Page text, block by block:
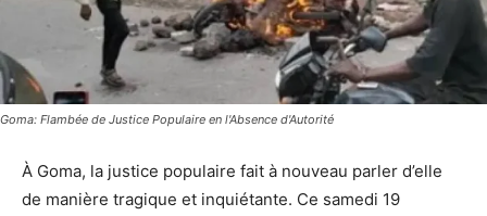
Goma: Flambée de Justice Populaire en l'Absence d'Autorité
À Goma, la justice populaire fait à nouveau parler d’elle
de manière tragique et inquiétante. Ce samedi 19